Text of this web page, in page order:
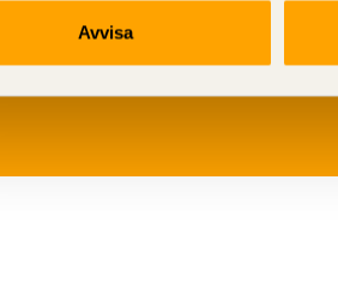
Avvisa